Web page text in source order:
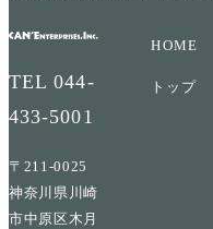
TEL044-
433-5001
〒211-0025
神奈川県川崎
市中原区木月
HOME
トップ